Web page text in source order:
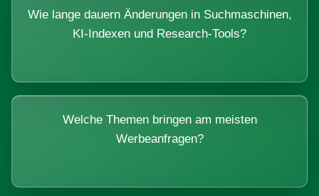
Wie lange dauern Änderungen in Suchmaschinen,
KI-Indexen und Research-Tools?
Welche Themen bringen am meisten
Werbeanfragen?